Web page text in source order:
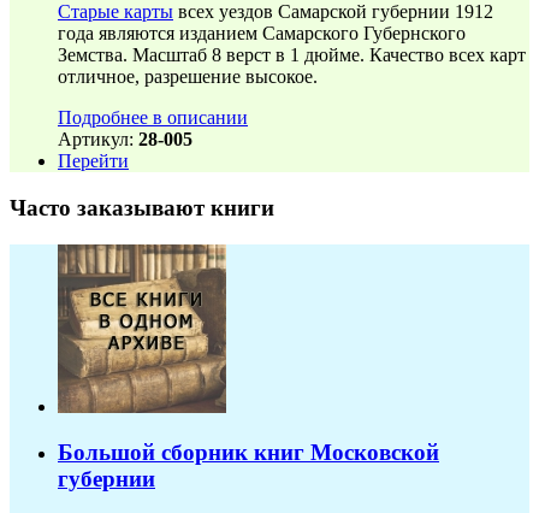
Старые карты всех уездов Самарской губернии 1912
года являются изданием Самарского Губернского
Земства. Масштаб 8 верст в 1 дюйме. Качество всех карт
отличное, разрешение высокое.
Подробнее в описании
Артикул: 28-005
Перейти
Часто заказывают книги
Большой сборник книг Московской
губернии